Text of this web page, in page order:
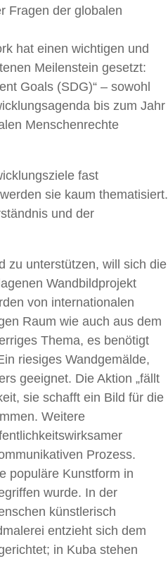
Fragen der globalen
hat einen wichtigen und
Meilenstein gesetzt:
Goals (SDG)“ – sowohl
bis zum Jahr
Menschenrechte
fast
sie kaum thematisiert.
und der
zu unterstützen, will sich die
Wandbildprojekt
von internationalen
Raum wie auch aus dem
Thema, es benötigt
riesiges Wandgemälde,
geeignet. Die Aktion „fällt
sie schafft ein Bild für die
Weitere
Prozess.
populäre Kunstform in
wurde. In der
künstlerisch
entzieht sich dem
in Kuba stehen